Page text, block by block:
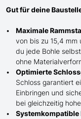
Gut für deine
Maximale
von bis zu 15,4
du jede Bohle
ohne
Optimierte
Schloss garantiert
Einbringen und
bei gleichzeitig
Systemkompatible